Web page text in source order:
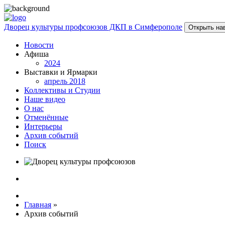
Дворец культуры профсоюзов ДКП в Симферополе Открыть
Новости
Афиша
2024
Выставки и Ярмарки
апрель 2018
Коллективы и Студии
Наше видео
О нас
Отменённые
Интерьеры
Архив событий
Поиск
Главная »
Архив событий